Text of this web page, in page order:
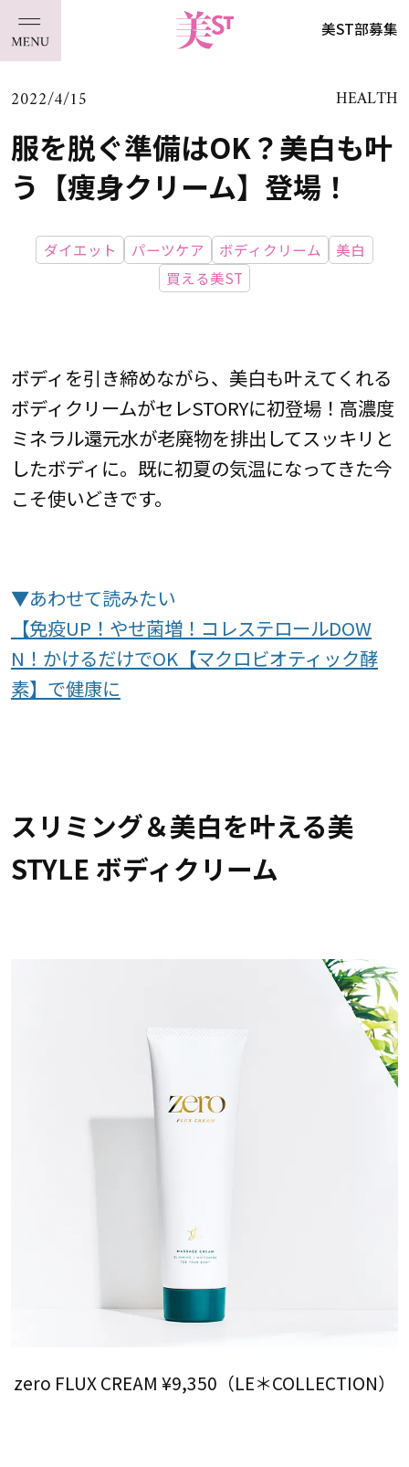
美ST部募集
2022/4/15 HEALTH
服を脱ぐ準備はOK？美白も叶
う【痩身クリーム】登場！
ダイエット パーツケア ボディクリーム
美白
買える美ST
ボディを引き締めながら、美白も叶えてくれる
ボディクリームがセレSTORYに初登場！高濃度
ミネラル還元水が老廃物を排出してスッキリと
したボディに。既に初夏の気温になってきた今
こそ使いどきです。
▼あわせて読みたい
【免疫UP！やせ菌増！コレステロールDOW
N！かけるだけでOK【マクロビオティック酵
素】で健康に
スリミング＆美白を叶える美
STYLE ボディクリーム
zero FLUX CREAM ¥9,350（LE＊COLLECTION）